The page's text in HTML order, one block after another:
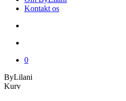
Kontakt os
0
ByLilani
KurvClose